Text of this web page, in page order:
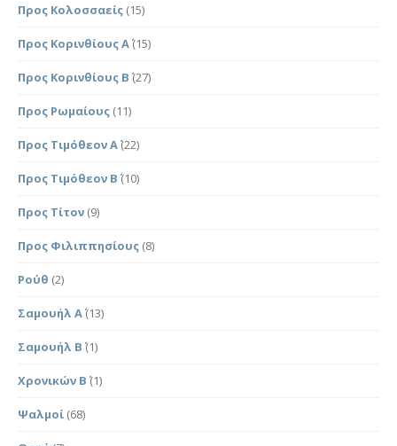
Προς Κολοσσαείς (15)
Προς Κορινθίους Α΄(15)
Προς Κορινθίους Β΄ (27)
Προς Ρωμαίους (11)
Προς Τιμόθεον Α΄(22)
Προς Τιμόθεον Β΄ (10)
Προς Τίτον (9)
Προς Φιλιππησίους (8)
Ρούθ (2)
Σαμουήλ Α΄(13)
Σαμουήλ Β΄ (1)
Χρονικών Β΄ (1)
Ψαλμοί (68)